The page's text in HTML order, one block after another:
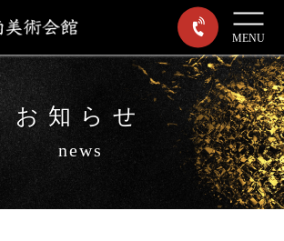
MENU
お知らせ
news